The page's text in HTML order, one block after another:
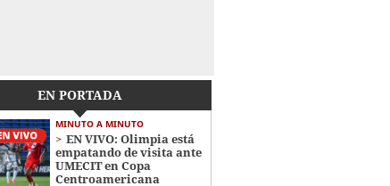
EN PORTADA
MINUTO A MINUTO
EN VIVO: Olimpia está
empatando de visita ante
UMECIT en Copa
Centroamericana